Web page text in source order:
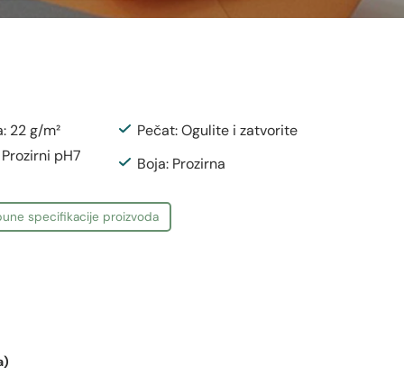
22 g/m²
Pečat: Ogulite i zatvorite
pH7
Boja: Prozirna
specifikacije proizvoda